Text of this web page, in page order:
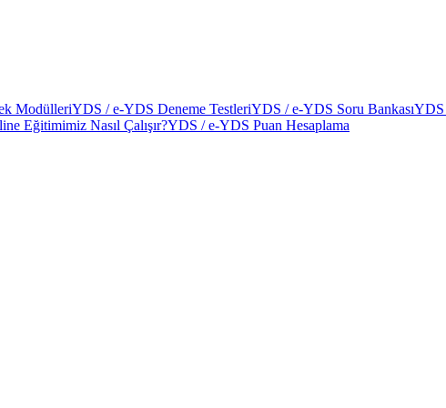
ModülleriYDS / e-YDS Deneme TestleriYDS / e-YDS Soru BankasıYDS
Eğitimimiz Nasıl Çalışır?YDS / e-YDS Puan Hesaplama